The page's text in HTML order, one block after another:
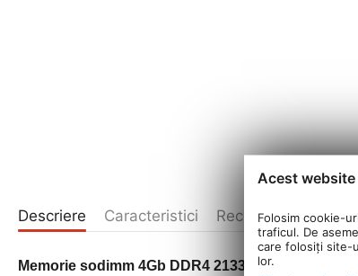
Descriere Caracteristici Recenzii produs
Memorie sodimm 4Gb DDR4 2133MHz second
Acest
Folosim cookie-
traficul. De
care folosiți site-
lor.